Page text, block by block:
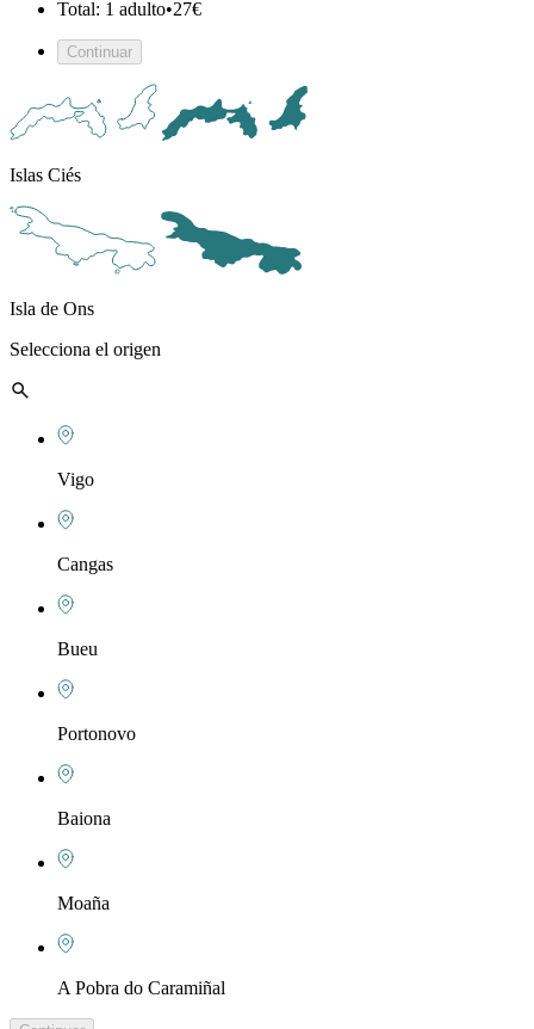
Total: 1 adulto•27€
Continuar
Islas Ciés
Isla de Ons
Selecciona el origen
Vigo
Cangas
Bueu
Portonovo
Baiona
Moaña
A Pobra do Caramiñal